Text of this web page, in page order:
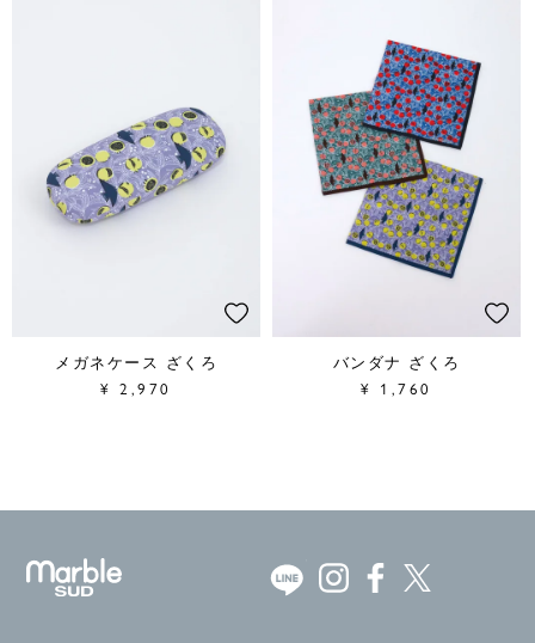
メガネケース ざくろ
¥ 2,970
バンダナ ざくろ
¥ 1,760